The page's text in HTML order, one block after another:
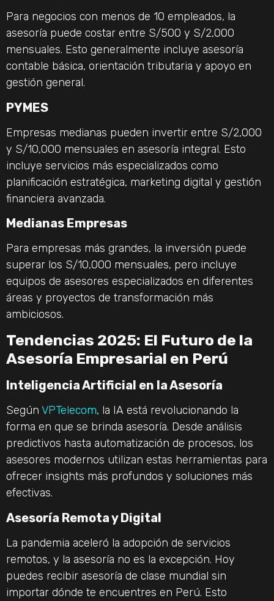
Para negocios con menos de 10 empleados, la
asesoría puede costar entre S/500 y S/2,000
mensuales. Esto generalmente incluye asesoría
contable básica, orientación tributaria y apoyo en
gestión general.
PYMES
Empresas medianas pueden invertir entre S/2,000
y S/10,000 mensuales en asesoría integral. Esto
incluye servicios más especializados como
planificación estratégica, marketing digital y gestión
financiera avanzada.
Medianas Empresas
Para empresas más grandes, la inversión puede
superar los S/10,000 mensuales, pero incluye
equipos de asesores especializados en diferentes
áreas y proyectos de transformación más
ambiciosos.
Tendencias 2025: El Futuro de la
Asesoría Empresarial en Perú
Inteligencia Artificial en la Asesoría
Según VPTelecom, la IA está revolucionando la
forma en que se brinda asesoría. Desde análisis
predictivos hasta automatización de procesos, los
asesores modernos utilizan estas herramientas para
ofrecer insights más profundos y soluciones más
efectivas.
Asesoría Remota y Digital
La pandemia aceleró la adopción de servicios
remotos, y la asesoría no es la excepción. Hoy
puedes recibir asesoría de clase mundial sin
importar dónde te encuentres en Perú. Esto